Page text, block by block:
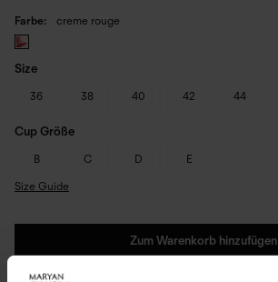
Farbe creme rouge
Size
36
38 40 42 44
Cup Größe
B
C D
E
Size Guide
Zum Warenkorb hinzufügen
Sofort lieferbar | Versandbereit in 1-3 Werktagen